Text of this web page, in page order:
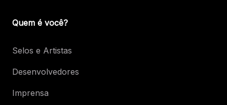
Quem é você?
Selos e Artistas
Desenvolvedores
Imprensa